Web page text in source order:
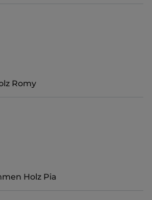
von 5 von 5 Sternen
Romy
von 5 von 5 Sternen
Holz Pia